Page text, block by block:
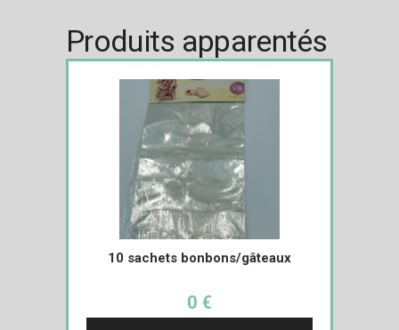
Produits apparentés
10 sachets bonbons/gâteaux
0 €